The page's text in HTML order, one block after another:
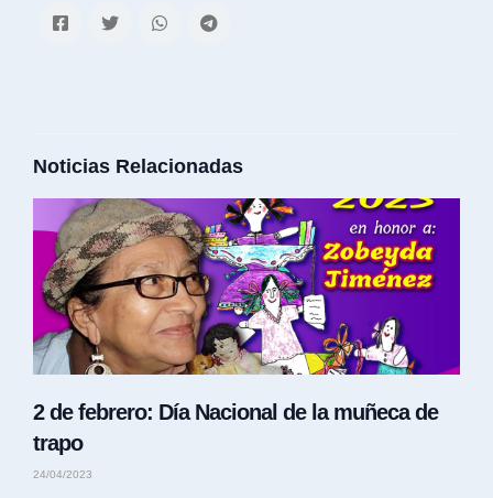
Noticias Relacionadas
2 de febrero: Día Nacional de la muñeca de
trapo
24/04/2023